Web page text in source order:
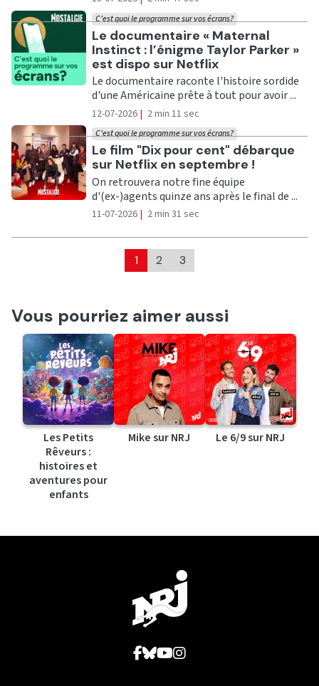
Ecouter
Le documentaire « Maternal
Instinct : l’énigme Taylor Parker »
est dispo sur Netflix
C'est quoi le programme sur vos écrans?
Le documentaire raconte l'histoire sordide
d'une Américaine prête à tout pour avoir ...
12-07-2026 | 2 min 11 sec
Ecouter
Le film "Dix pour cent" débarque
sur Netflix en septembre !
C'est quoi le programme sur vos écrans?
On retrouvera notre fine équipe
d'(ex-)agents quinze ans après le final de ...
11-07-2026 | 2 min 31 sec
1 2 3
Vous pourriez aimer aussi
Les Petits
Rêveurs :
histoires et
aventures pour
enfants
Mike sur NRJ Le 6/9 sur NRJ